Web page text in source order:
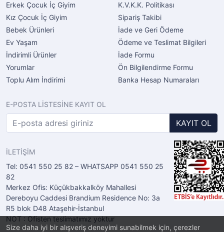
Size daha iyi bir alışveriş deneyimi sunabilmek için, çerezler
Erkek Çocuk İç Giyim
Kız Çocuk İç Giyim
Bebek Ürünleri
Ev Yaşam
İndirimli Ürünler
Yorumlar
Toplu Alım İndirimi
K.V.K.K. Politikası
Sipariş Takibi
İade ve Geri Ödeme
Ödeme ve Teslimat Bilgileri
İade Formu
Ön Bilgilendirme Formu
Banka Hesap Numaraları
E-POSTA LİSTESİNE KAYIT OL
KAYIT OL
İLETİŞİM
Tel: 0541 550 25 82 – WHATSAPP 0541 550 25
82
Merkez Ofis: Küçükbakkalköy Mahallesi
Dereboyu Caddesi Brandium Residence No: 3a
R5 blok D48 Ataşehir-İstanbul
NOT : Ofisten teslimatımız yoktur